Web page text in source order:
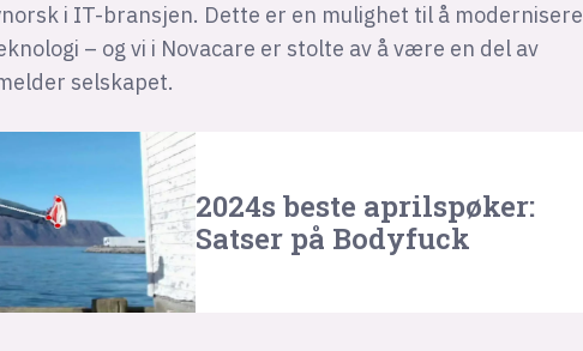
i IT-bransjen. Dette er en mulighet til å modernisere
– og vi i Novacare er stolte av å være en del av
selskapet.
2024s beste aprilspøker:
Satser på Bodyfuck